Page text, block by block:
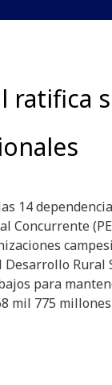
ratifica
14
Concurrente
Rural
para
mil 775 millones